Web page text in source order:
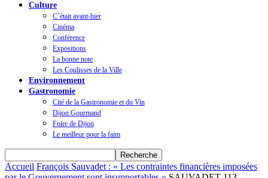
Culture
C’était avant-hier
Cinéma
Conférence
Expositions
La bonne note
Les Coulisses de la Ville
Environnement
Gastronomie
Cité de la Gastronomie et du Vin
Dijon Gourmand
Foire de Dijon
Le meilleur pour la faim
Accueil François Sauvadet : « Les contraintes financières imposées